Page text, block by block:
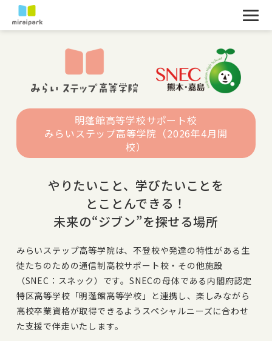
明蓬館高等学校サポート校
みらいステップ高等学院（2026年4月開
校）
やりたいこと、学びたいことを
とことんできる！
未来の“ジブン”を探せる場所
みらいステップ高等学院は、不登校や発達の特性がある生
徒たちのための通信制高校サポート校・その他施設
（SNEC：スネック）です。SNECの母体である内閣府認定
特区高等学校「明蓬館高等学校」と連携し、楽しみながら
高校卒業資格が取得できるようスペシャルニーズに合わせ
た支援で伴走いたします。